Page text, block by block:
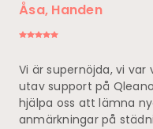
Åsa, Handen
Vi är supernöjda, vi
utav support på
hjälpa oss att lämna
anmärkningar på